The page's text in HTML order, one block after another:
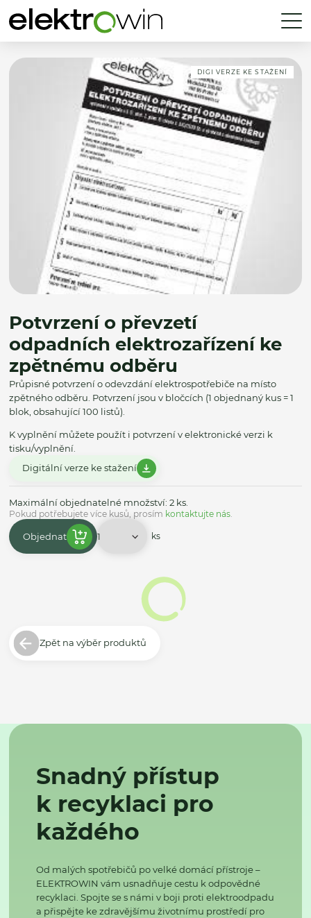
DIGI VERZE KE STAŽENÍ
Potvrzení o převzetí
odpadních elektrozařízení ke
zpětnému odběru
Průpisné potvrzení o odevzdání elektrospotřebiče na místo
zpětného odběru. Potvrzení jsou v bločcích (1 objednaný kus = 1
blok, obsahující 100 listů).
K vyplnění můžete použít i potvrzení v elektronické verzi k
tisku/vyplnění.
Digitální verze ke stažení
Maximální objednatelné množství: 2 ks.
Pokud potřebujete více kusů, prosím kontaktujte nás.
Objednat ks
Zpět na výběr produktů
Snadný přístup
k recyklaci pro
každého
Od malých spotřebičů po velké domácí přístroje –
ELEKTROWIN vám usnadňuje cestu k odpovědné
recyklaci. Spojte se s námi v boji proti elektroodpadu
a přispějte ke zdravějšímu životnímu prostředí pro